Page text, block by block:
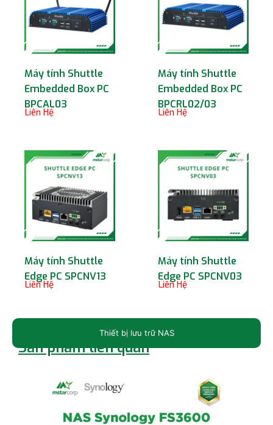
Máy tính Shuttle
Embedded Box PC
BPCAL03
Liên Hệ
Máy tính Shuttle
Embedded Box PC
BPCRL02/03
Liên Hệ
Máy tính Shuttle
Edge PC SPCNV13
Liên Hệ
Máy tính Shuttle
Edge PC SPCNV03
Liên Hệ
Sản phẩm liên quan
Thiết bị lưu trữ NAS